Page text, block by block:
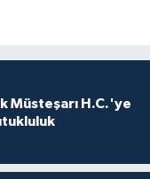
Müsteşarı H.C.'ye